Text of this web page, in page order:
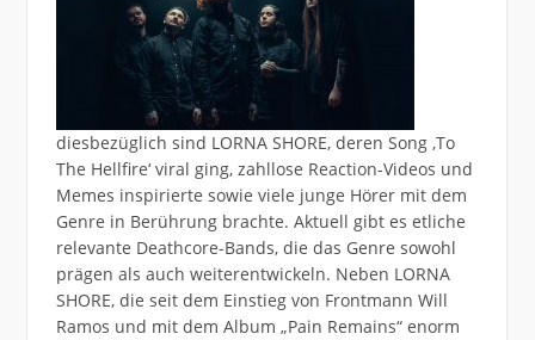
diesbezüglich sind LORNA SHORE, deren Song ,To
The Hellfire‘ viral ging, zahllose Reaction-Videos und
Memes inspirierte sowie viele junge Hörer mit dem
Genre in Berührung brachte. Aktuell gibt es etliche
relevante Deathcore-Bands, die das Genre sowohl
prägen als auch weiterentwickeln. Neben LORNA
SHORE, die seit dem Einstieg von Frontmann Will
Ramos und mit dem Album „Pain Remains“ enorm